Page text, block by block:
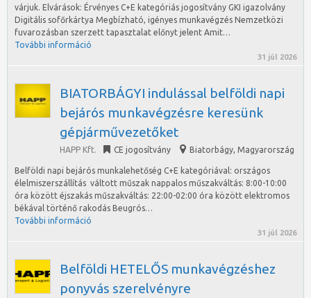
várjuk. Elvárások: Érvényes C+E kategóriás jogosítvány GKI igazolvány
Digitális sofőrkártya Megbízható, igényes munkavégzés Nemzetközi
fuvarozásban szerzett tapasztalat előnyt jelent Amit…
További információ
31 júl 2026
BIATORBÁGYI indulással belföldi napi
bejárós munkavégzésre keresünk
gépjárművezetőket
HAPP Kft. CE jogosítvány Biatorbágy, Magyarország
Belföldi napi bejárós munkalehetőség C+E kategóriával: országos
élelmiszerszállítás váltott műszak nappalos műszakváltás: 8:00-10:00
óra között éjszakás műszakváltás: 22:00-02:00 óra között elektromos
békával történő rakodás Beugrós…
További információ
31 júl 2026
Belföldi HETELŐS munkavégzéshez
ponyvás szerelvényre